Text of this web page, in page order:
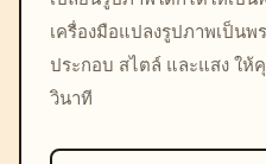
เครื่องมือแปลงรูปภาพเป็นพ
ประกอบ สไตล์ และแสง ให้
วินาที